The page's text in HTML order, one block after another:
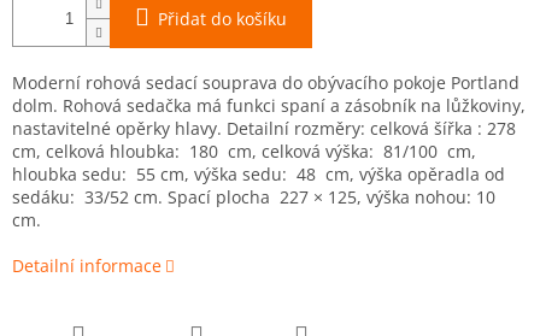
Přidat do košíku
Moderní rohová sedací souprava do obývacího pokoje Portland
dolm. Rohová sedačka má funkci spaní a zásobník na lůžkoviny,
nastavitelné opěrky hlavy. Detailní rozměry: celková šířka : 278
cm, celková hloubka: 180 cm, celková výška: 81/100 cm,
hloubka sedu: 55 cm, výška sedu: 48 cm, výška opěradla od
sedáku: 33/52 cm. Spací plocha 227 × 125, výška nohou: 10
cm.
Detailní informace